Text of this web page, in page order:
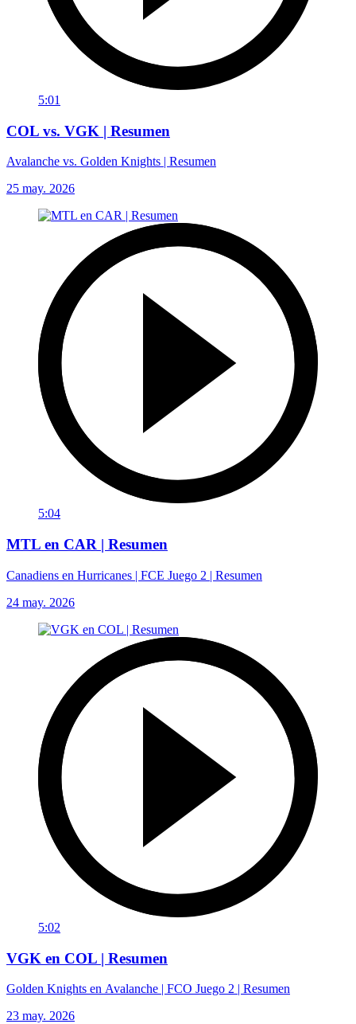
5:01
COL vs. VGK | Resumen
Avalanche vs. Golden Knights | Resumen
25 may. 2026
5:04
MTL en CAR | Resumen
Canadiens en Hurricanes | FCE Juego 2 | Resumen
24 may. 2026
5:02
VGK en COL | Resumen
Golden Knights en Avalanche | FCO Juego 2 | Resumen
23 may. 2026